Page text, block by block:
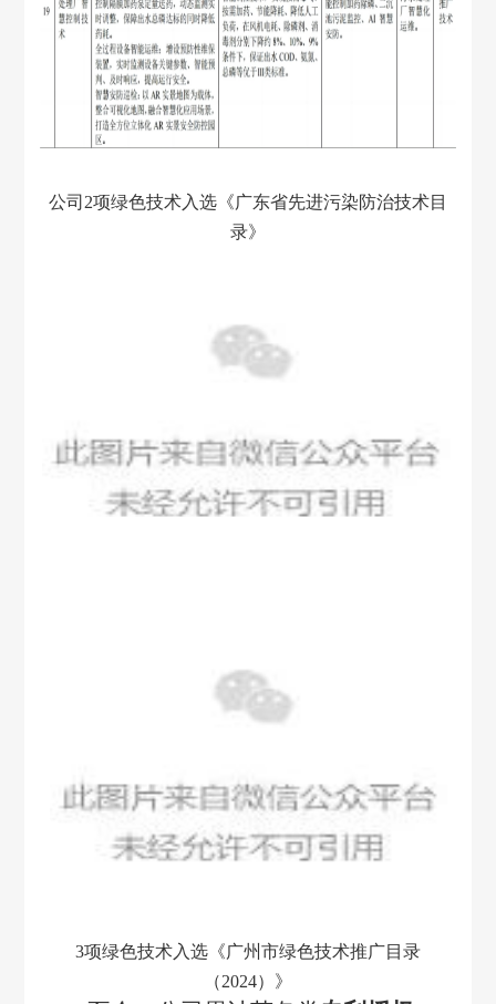
公司 2项绿色技术入选《广东省先进污染防治技术目
录》
3项绿色技术入选《广州市绿色技术推广目录
（2024）》